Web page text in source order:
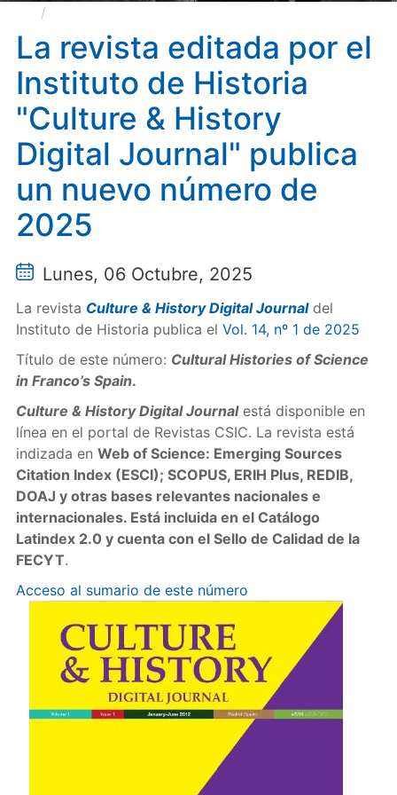
"Culture & History Digital Journal" publica un nuevo
número de 2025
La revista editada por el
Instituto de Historia
"Culture & History
Digital Journal" publica
un nuevo número de
2025
Lunes, 06 Octubre, 2025
La revista Culture & History Digital Journaldel
Instituto de Historia publica el Vol. 14, nº 1 de 2025
Título de este número: Cultural Histories of Science
in Franco’s Spain.
Culture & History Digital Journalestá disponible en
línea en el portal de Revistas CSIC. La revista está
indizada en Web of Science: Emerging Sources
Citation Index (ESCI); SCOPUS, ERIH Plus, REDIB,
DOAJ y otras bases relevantes nacionales e
internacionales. Está incluida en el Catálogo
Latindex 2.0 y cuenta con el Sello de Calidad de la
FECYT.
Acceso al sumario de este número